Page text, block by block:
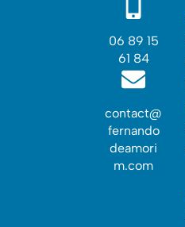
06 89 15
61 84
contact@
fernando
deamori
m.com